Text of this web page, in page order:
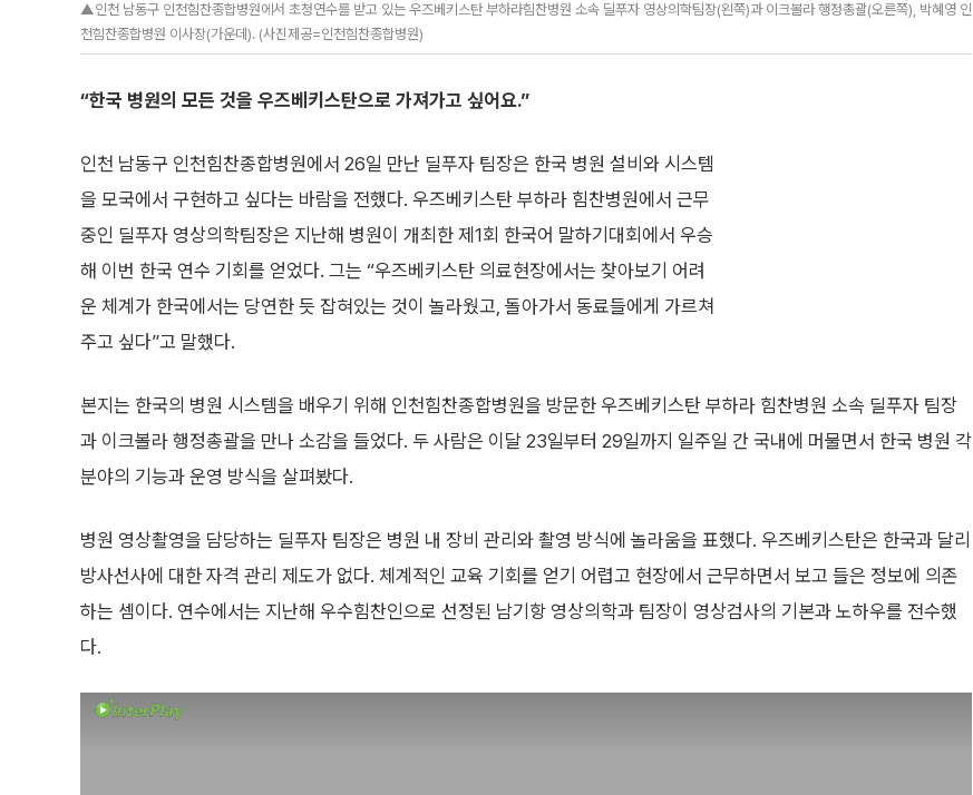
▲인천 남동구 인천힘찬종합병원에서 초청연수를 받고 있는 우즈베키스탄 부하라힘찬병원 소속 딜푸자 영상의학팀장(왼쪽)과 이크볼라 행정총괄(오른쪽), 박혜영 인
천힘찬종합병원 이사장(가운데). (사진제공=인천힘찬종합병원)
“한국 병원의 모든 것을 우즈베키스탄으로 가져가고 싶어요.”
인천 남동구 인천힘찬종합병원에서 26일 만난 딜푸자 팀장은 한국 병원 설비와 시스템
을 모국에서 구현하고 싶다는 바람을 전했다. 우즈베키스탄 부하라 힘찬병원에서 근무
중인 딜푸자 영상의학팀장은 지난해 병원이 개최한 제1회 한국어 말하기대회에서 우승
해 이번 한국 연수 기회를 얻었다. 그는 “우즈베키스탄 의료현장에서는 찾아보기 어려
운 체계가 한국에서는 당연한 듯 잡혀있는 것이 놀라웠고, 돌아가서 동료들에게 가르쳐
주고 싶다”고 말했다.
본지는 한국의 병원 시스템을 배우기 위해 인천힘찬종합병원을 방문한 우즈베키스탄 부하라 힘찬병원 소속 딜푸자 팀장
과 이크볼라 행정총괄을 만나 소감을 들었다. 두 사람은 이달 23일부터 29일까지 일주일 간 국내에 머물면서 한국 병원 각
분야의 기능과 운영 방식을 살펴봤다.
병원 영상촬영을 담당하는 딜푸자 팀장은 병원 내 장비 관리와 촬영 방식에 놀라움을 표했다. 우즈베키스탄은 한국과 달리
방사선사에 대한 자격 관리 제도가 없다. 체계적인 교육 기회를 얻기 어렵고 현장에서 근무하면서 보고 들은 정보에 의존
하는 셈이다. 연수에서는 지난해 우수힘찬인으로 선정된 남기항 영상의학과 팀장이 영상검사의 기본과 노하우를 전수했
다.